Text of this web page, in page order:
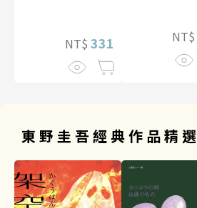
NT$ 331 NT$
東野圭吾經典作品精選